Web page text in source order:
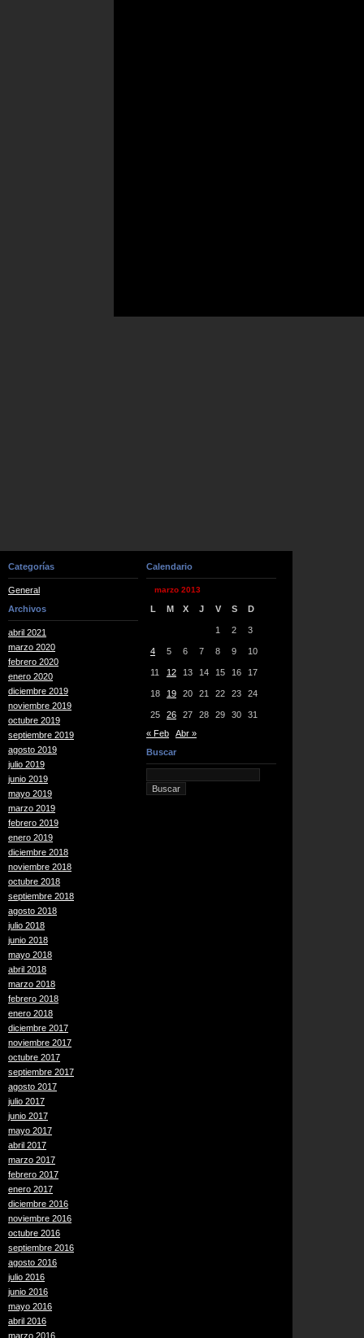
Categorías
General
Archivos
abril 2021
marzo 2020
febrero 2020
enero 2020
diciembre 2019
noviembre 2019
octubre 2019
septiembre 2019
agosto 2019
julio 2019
junio 2019
mayo 2019
marzo 2019
febrero 2019
enero 2019
diciembre 2018
noviembre 2018
octubre 2018
septiembre 2018
agosto 2018
julio 2018
junio 2018
mayo 2018
abril 2018
marzo 2018
febrero 2018
enero 2018
diciembre 2017
noviembre 2017
octubre 2017
septiembre 2017
agosto 2017
julio 2017
junio 2017
mayo 2017
abril 2017
marzo 2017
febrero 2017
enero 2017
diciembre 2016
noviembre 2016
octubre 2016
septiembre 2016
agosto 2016
julio 2016
junio 2016
mayo 2016
abril 2016
marzo 2016
Calendario
marzo 2013
L M X J V S D
1 2 3
4 5 6 7 8 9 10
11 12 13 14 15 16 17
18 19 20 21 22 23 24
25 26 27 28 29 30
31
« Feb
Abr »
Buscar